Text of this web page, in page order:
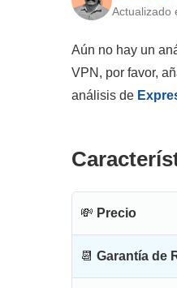
Actualizado
Aún no hay un
VPN, por favor,
análisis de
💸 Precio
📆 Garantía de